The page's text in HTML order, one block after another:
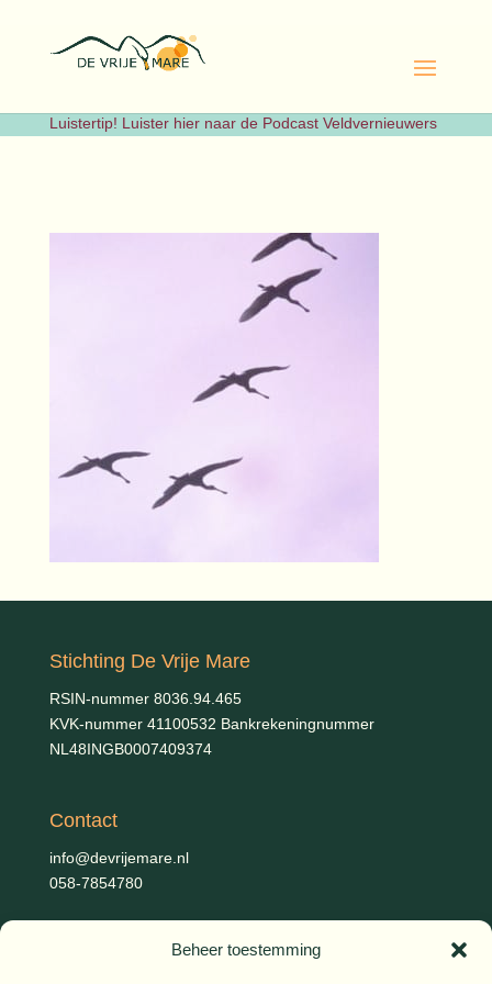
Beheer toestemming
Luistertip! Luister hier naar de Podcast Veldvernieuwers
Stichting De Vrije Mare
RSIN-nummer 8036.94.465
KVK-nummer 41100532 Bankrekeningnummer
NL48INGB0007409374
Contact
info@devrijemare.nl
058-7854780